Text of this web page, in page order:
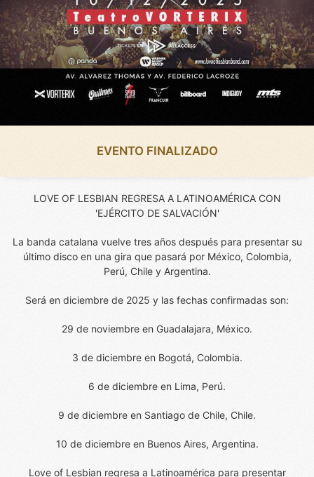
EVENTO FINALIZADO
LOVE OF LESBIAN REGRESA A LATINOAMÉRICA CON
'EJÉRCITO DE SALVACIÓN'
La banda catalana vuelve tres años después para presentar su
último disco en una gira que pasará por México, Colombia,
Perú, Chile y Argentina.
Será en diciembre de 2025 y las fechas confirmadas son:
29 de noviembre en Guadalajara, México.
3 de diciembre en Bogotá, Colombia.
6 de diciembre en Lima, Perú.
9 de diciembre en Santiago de Chile, Chile.
10 de diciembre en Buenos Aires, Argentina.
Love of Lesbian regresa a Latinoamérica para presentar